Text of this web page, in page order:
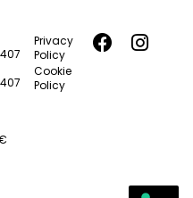
Privacy
Policy
Cookie
Policy